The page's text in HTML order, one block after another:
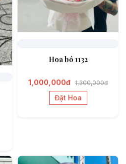
Hoa bó 1132
1,000,000đ 1,300,000đ
Đặt Hoa